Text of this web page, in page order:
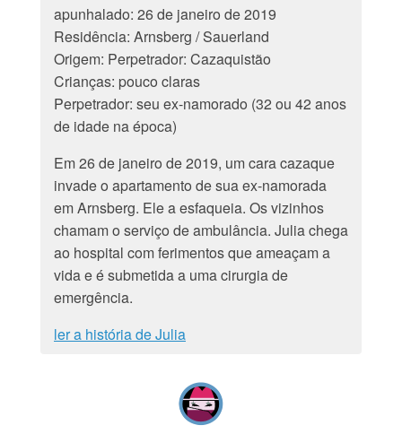
apunhalado: 26 de janeiro de 2019
Residência: Arnsberg / Sauerland
Origem: Perpetrador: Cazaquistão
Crianças: pouco claras
Perpetrador: seu ex-namorado (32 ou 42 anos
de idade na época)
Em 26 de janeiro de 2019, um cara cazaque
invade o apartamento de sua ex-namorada
em Arnsberg. Ele a esfaqueia. Os vizinhos
chamam o serviço de ambulância. Julia chega
ao hospital com ferimentos que ameaçam a
vida e é submetida a uma cirurgia de
emergência.
ler a história de Julia